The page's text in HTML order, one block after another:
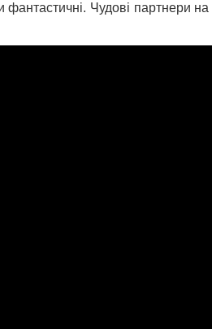
Чудові партнери